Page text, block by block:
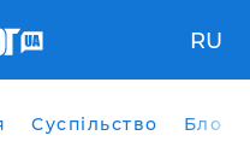
RU
Суспільство Блоги